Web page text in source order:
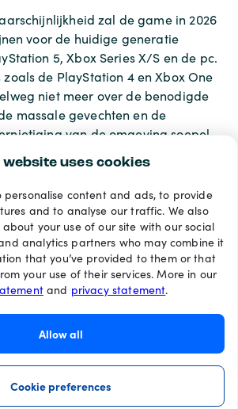
website uses cookies
personalise content and ads, to provide
and to analyse our traffic. We also
your use of our site with our social
analytics partners who may combine it
that you’ve provided to them or that
your use of their services. More in our
and privacy statement.
Allow all
Cookie preferences
zal de game in 2026
voor de huidige generatie
5, Xbox Series X/S en de pc.
de PlayStation 4 en Xbox One
niet meer over de benodigde
massale gevechten en de
van de omgeving soepel
Betaalmethoden